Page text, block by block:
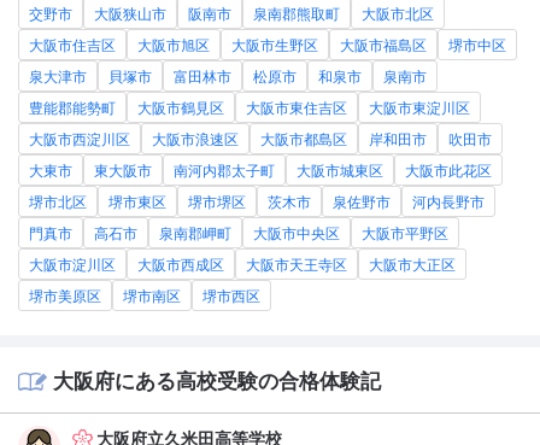
交野市
大阪狭山市 阪南市 泉南郡熊取町
大阪市北区
大阪市住吉区
大阪市旭区 大阪市生野区 大阪市福島区
堺市中区
泉大津市
貝塚市 富田林市 松原市 和泉市
泉南市
豊能郡能勢町
大阪市鶴見区 大阪市東住吉区
大阪市東淀川区
大阪市西淀川区
大阪市浪速区 大阪市都島区 岸和田市
吹田市
大東市
東大阪市 南河内郡太子町 大阪市城東区
大阪市此花区
堺市北区
堺市東区 堺市堺区 茨木市 泉佐野市
河内長野市
門真市
高石市 泉南郡岬町 大阪市中央区
大阪市平野区
大阪市淀川区
大阪市西成区 大阪市天王寺区
大阪市大正区
堺市美原区
堺市南区 堺市西区
大阪府にある高校受験の合格体験記
大阪府立久米田高等学校